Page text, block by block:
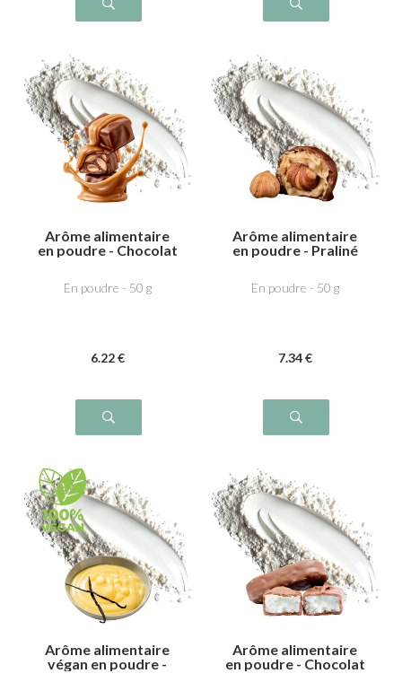
Arôme alimentaire
en poudre - Chocolat
En poudre - 50 g
6.22 €
Arôme alimentaire
en poudre - Praliné
En poudre - 50 g
7.34 €
Arôme alimentaire
végan en poudre -
Arôme alimentaire
en poudre - Chocolat